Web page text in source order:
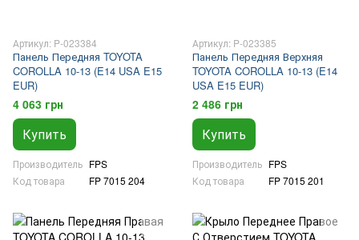
Артикул: P-023384
Панель Передняя TOYOTA
COROLLA 10-13 (E14 USA E15
EUR)
4 063 грн
Купить
Производитель FPS
Код товара
FP 7015 204
Артикул: P-023385
Панель Передняя Верхняя
TOYOTA COROLLA 10-13 (E14
USA E15 EUR)
2 486 грн
Купить
Производитель FPS
Код товара
FP 7015 201